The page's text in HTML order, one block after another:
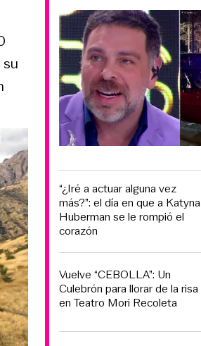
“¿Iré a actuar alguna vez
más?”: el día en que a Katyna
Huberman se le rompió el
corazón
Vuelve “CEBOLLA”: Un
Culebrón para llorar de la risa
en Teatro Mori Recoleta